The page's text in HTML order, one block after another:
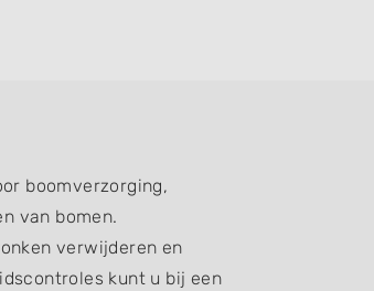
boomverzorging,
van bomen.
verwijderen en
kunt u bij een